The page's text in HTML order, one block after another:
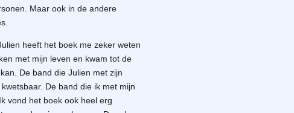
Maar ook in de andere
heeft het boek me zeker weten
met mijn leven en kwam tot de
De band die Julien met zijn
De band die ik met mijn
vond het boek ook heel erg